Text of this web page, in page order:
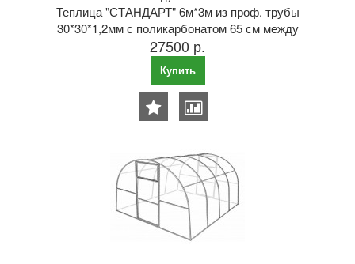
Теплица "СТАНДАРТ" 6м*3м из проф. трубы
30*30*1,2мм с поликарбонатом 65 см между
дугами
27500 р.
Купить